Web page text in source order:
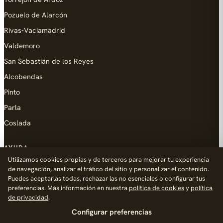
Pozuelo de Alarcón
Rivas-Vaciamadrid
Valdemoro
San Sebastián de los Reyes
Alcobendas
Pinto
Parla
Coslada
AYUDA
Añadir empresa
Contacto
Política de Privacidad
Utilizamos cookies propias y de terceros para mejorar tu experiencia
de navegación, analizar el tráfico del sitio y personalizar el contenido.
Puedes aceptarlas todas, rechazar las no esenciales o configurar tus
preferencias. Más información en nuestra política de cookiesy política
de privacidad.
Configurar preferencias